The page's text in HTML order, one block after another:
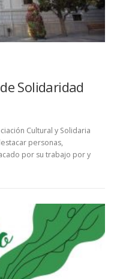
Solidaridad
Cultural y Solidaria
personas,
por su trabajo por y